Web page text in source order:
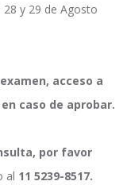
28 y 29 de Agosto
acceso a
caso de aprobar.
por favor
al 11 5239-8517.